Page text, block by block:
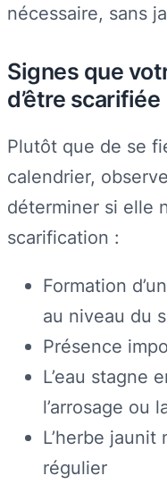
nécessaire, sans
Signes que
d’être scarifiée
Plutôt que de se
calendrier,
déterminer si elle
scarification :
Formation
au niveau du
Présence
L’eau stagne
l’arrosage ou
L’herbe jaunit
régulier